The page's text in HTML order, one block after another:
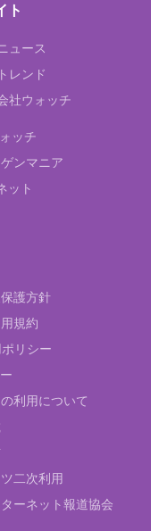
ト
ュース
レンド
社ウォッチ
ッチ
ンマニア
ット
護方針
規約
リシー
利用について
二次利用
ーネット報道協会